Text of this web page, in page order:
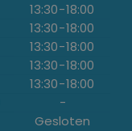
13:30-18:00
13:30-18:00
13:30-18:00
13:30-18:00
13:30-18:00
-
Gesloten